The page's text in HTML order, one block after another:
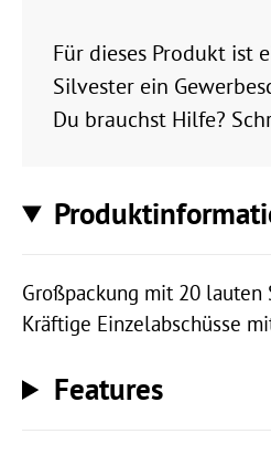
Für dieses Produkt ist
Silvester ein
Du brauchst Hilfe?
Großpackung mit 20 lauten
Kräftige Einzelabschüsse
Features